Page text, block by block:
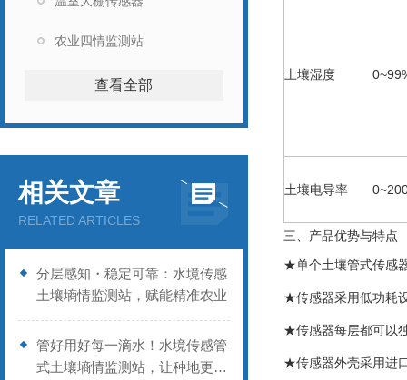
农业四情监测站
查看全部
相关文章
RELATED ARTICLES
分层感知・稳定可靠：水境传感
土壤墒情监测站，赋能精准农业
管好用好每一滴水！水境传感管
式土壤墒情监测站，让种地更省
土壤湿度
土壤电导率
三、产品优势与特点
★单个土壤管式传感
★传感器采用低功耗
★传感器每层都可以
★传感器外壳采用进